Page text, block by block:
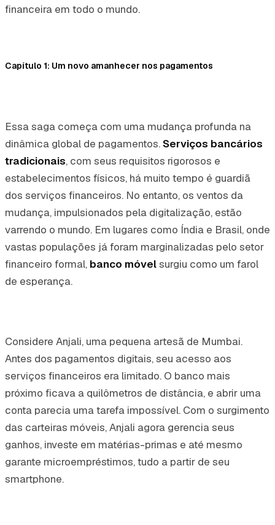
financeira em todo o mundo.
Capítulo 1: Um novo amanhecer nos pagamentos
Essa saga começa com uma mudança profunda na
dinâmica global de pagamentos.Serviços bancários
tradicionais, com seus requisitos rigorosos e
estabelecimentos físicos, há muito tempo é guardiã
dos serviços financeiros. No entanto, os ventos da
mudança, impulsionados pela digitalização, estão
varrendo o mundo. Em lugares como Índia e Brasil, onde
vastas populações já foram marginalizadas pelo setor
financeiro formal, banco móvelsurgiu como um farol
de esperança.
Considere Anjali, uma pequena artesã de Mumbai.
Antes dos pagamentos digitais, seu acesso aos
serviços financeiros era limitado. O banco mais
próximo ficava a quilômetros de distância, e abrir uma
conta parecia uma tarefa impossível. Com o surgimento
das carteiras móveis, Anjali agora gerencia seus
ganhos, investe em matérias-primas e até mesmo
garante microempréstimos, tudo a partir de seu
smartphone.